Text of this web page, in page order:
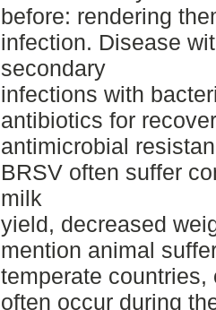
before: rendering
infection. Disease
secondary
infections with
antibiotics for
antimicrobial
BRSV often suffer
milk
yield, decreased
mention animal
temperate
often occur during